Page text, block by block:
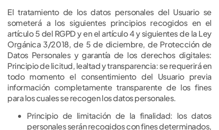
El tratamiento de los datos personales del Usuario se
someterá a los siguientes principios recogidos en el
artículo 5 del RGPD y en el artículo 4 y siguientes de la Ley
Orgánica 3/2018, de 5 de diciembre, de Protección de
Datos Personales y garantía de los derechos digitales:
Principio de licitud, lealtad y transparencia: se requerirá en
todo momento el consentimiento del Usuario previa
información completamente transparente de los fines
para los cuales se recogen los datos personales.
Principio de limitación de la finalidad: los datos
personales serán recogidos con fines determinados,